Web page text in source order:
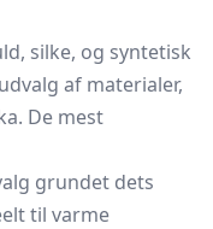
silke, og syntetisk
af materialer,
De mest
grundet dets
til varme